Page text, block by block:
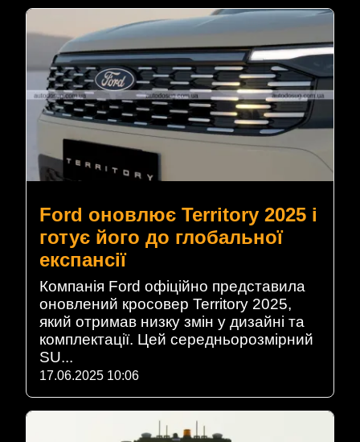
Ford оновлює Territory 2025 і
готує його до глобальної
експансії
Компанія Ford офіційно представила
оновлений кросовер Territory 2025,
який отримав низку змін у дизайні та
комплектації. Цей середньорозмірний
SU...
17.06.2025 10:06